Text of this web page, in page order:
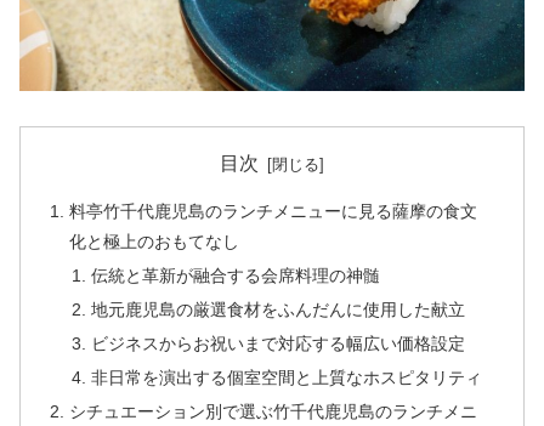
目次
料亭竹千代鹿児島のランチメニューに見る薩摩の食文
化と極上のおもてなし
伝統と革新が融合する会席料理の神髄
地元鹿児島の厳選食材をふんだんに使用した献立
ビジネスからお祝いまで対応する幅広い価格設定
非日常を演出する個室空間と上質なホスピタリティ
シチュエーション別で選ぶ竹千代鹿児島のランチメニ